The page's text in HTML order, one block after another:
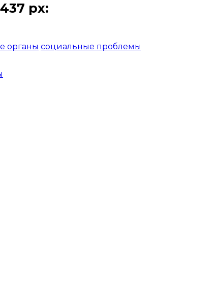
px:
органы социальные проблемы